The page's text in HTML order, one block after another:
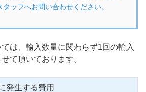
ッフへお問い合わせください。
は、輸入数量に関わらず1回の輸入
て頂いております。
発生する費用